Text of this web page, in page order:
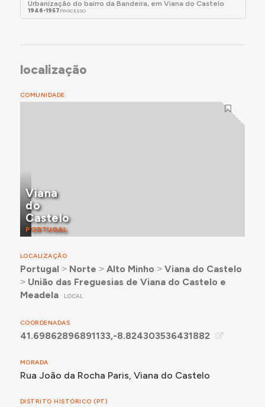
Urbanização do bairro da Bandeira, em Viana do Castelo
1946-1957 PROCESSO
localização
COMUNIDADE
Viana
do
Castelo
PORTUGAL
LOCALIZAÇÃO
Portugal ˃ Norte ˃ Alto Minho ˃ Viana do Castelo
˃ União das Freguesias de Viana do Castelo e
Meadela
LOCAL
COORDENADAS
41.69862896891133,-8.824303536431882
MORADA
Rua João da Rocha Paris, Viana do Castelo
DISTRITO HISTÓRICO (PT)